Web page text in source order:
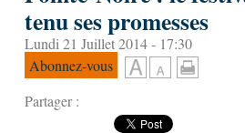
tenu ses promesses
Lundi 21 Juillet 2014 - 17:30
Abonnez-vous
Partager :